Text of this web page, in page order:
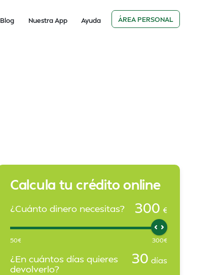
Blog Nuestra App Ayuda ÁREA PERSONAL
Calcula tu crédito online
¿Cuánto dinero necesitas? 300 €
50€ 300€
¿En cuántos días quieres
devolverlo?
30 días